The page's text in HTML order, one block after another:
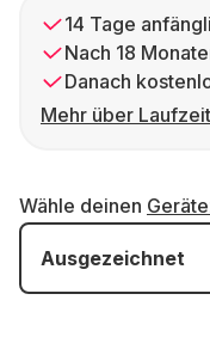
14 Tage
Nach 18
Danach
Mehr über
Wähle deinen
Ausgezeichnet